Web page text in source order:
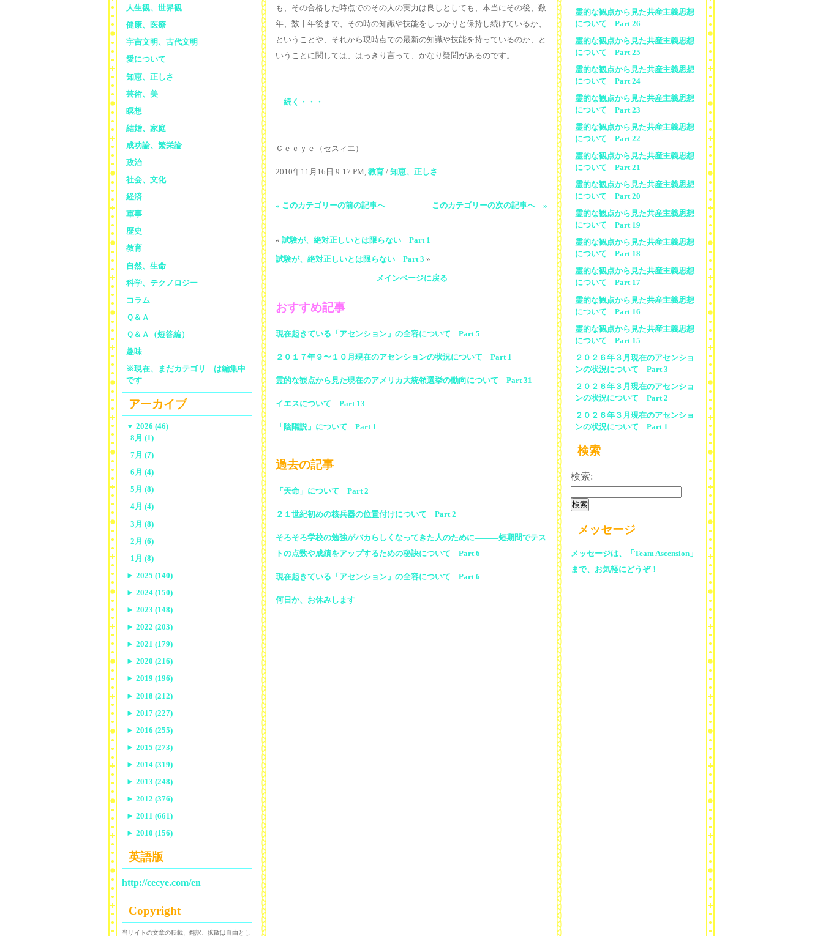
も、その合格した時点でのその人の実力は良しとしても、本当にその後、数
年、数十年後まで、その時の知識や技能をしっかりと保持し続けているか、
ということや、それから現時点での最新の知識や技能を持っているのか、と
いうことに関しては、はっきり言って、かなり疑問があるのです。
続く・・・
Ｃｅｃｙｅ（セスィエ）
2010年11月16日 9:17 PM, 教育 / 知恵、正しさ
« このカテゴリーの前の記事へ このカテゴリーの次の記事へ »
« 試験が、絶対正しいとは限らない Part 1
試験が、絶対正しいとは限らない Part 3 »
メインページに戻る
おすすめ記事
現在起きている「アセンション」の全容について Part 5
２０１７年９〜１０月現在のアセンションの状況について Part 1
霊的な観点から見た現在のアメリカ大統領選挙の動向について Part 31
イエスについて Part 13
「陰陽説」について Part 1
過去の記事
「天命」について Part 2
２１世紀初めの核兵器の位置付けについて Part 2
そろそろ学校の勉強がバカらしくなってきた人のために―――短期間でテス
トの点数や成績をアップするための秘訣について Part 6
現在起きている「アセンション」の全容について Part 6
何日か、お休みします
霊的な観点から見た共産主義思想
について Part 26
霊的な観点から見た共産主義思想
について Part 25
霊的な観点から見た共産主義思想
について Part 24
霊的な観点から見た共産主義思想
について Part 23
霊的な観点から見た共産主義思想
について Part 22
霊的な観点から見た共産主義思想
について Part 21
霊的な観点から見た共産主義思想
について Part 20
霊的な観点から見た共産主義思想
について Part 19
霊的な観点から見た共産主義思想
について Part 18
霊的な観点から見た共産主義思想
について Part 17
霊的な観点から見た共産主義思想
について Part 16
霊的な観点から見た共産主義思想
について Part 15
２０２６年３月現在のアセンショ
ンの状況について Part 3
２０２６年３月現在のアセンショ
ンの状況について Part 2
２０２６年３月現在のアセンショ
ンの状況について Part 1
検索
検索:
メッセージ
メッセージは、「Team Ascension」
まで、お気軽にどうぞ！
人生観、世界観
健康、医療
宇宙文明、古代文明
愛について
知恵、正しさ
芸術、美
瞑想
結婚、家庭
成功論、繁栄論
政治
社会、文化
経済
軍事
歴史
教育
自然、生命
科学、テクノロジー
コラム
Ｑ＆Ａ
Ｑ＆Ａ（短答編）
趣味
※現在、まだカテゴリ—は編集中
です
アーカイブ
▼ 2026 (46)
8月 (1)
7月 (7)
6月 (4)
5月 (8)
4月 (4)
3月 (8)
2月 (6)
1月 (8)
► 2025 (140)
► 2024 (150)
► 2023 (148)
► 2022 (203)
► 2021 (179)
► 2020 (216)
► 2019 (196)
► 2018 (212)
► 2017 (227)
► 2016 (255)
► 2015 (273)
► 2014 (319)
► 2013 (248)
► 2012 (376)
► 2011 (661)
► 2010 (156)
英語版
http://cecye.com/en
Copyright
当サイトの文章の転載、翻訳、拡散は自由とし